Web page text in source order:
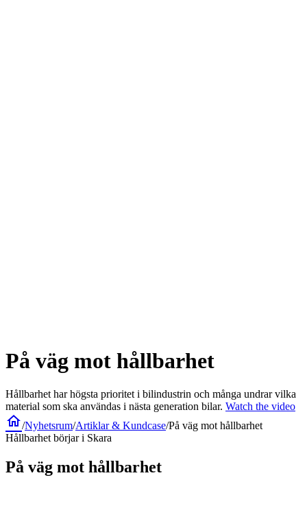
På väg mot hållbarhet
Hållbarhet har högsta prioritet i bilindustrin och många undrar vilka
material som ska användas i nästa generation bilar. Watch the video
home/Nyhetsrum/Artiklar & Kundcase/På väg mot hållbarhet
Hållbarhet börjar i Skara
På väg mot hållbarhet